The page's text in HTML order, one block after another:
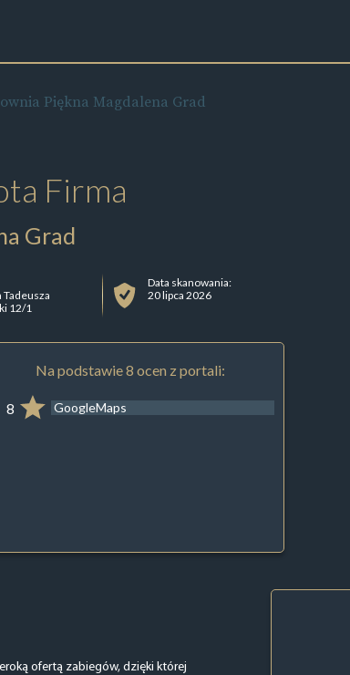
Piękna Magdalena Grad
Firma
Grad
Tadeusza
12/1
Data skanowania:
20 lipca 2026
Na podstawie 8 ocen z portali:
8 GoogleMaps
ofertą zabiegów, dzięki której